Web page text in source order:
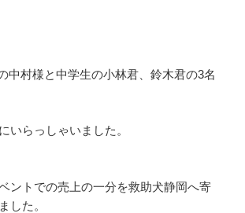
中村様と中学生の小林君、鈴木君の3名
いらっしゃいました。
ントでの売上の一分を救助犬静岡へ寄
した。